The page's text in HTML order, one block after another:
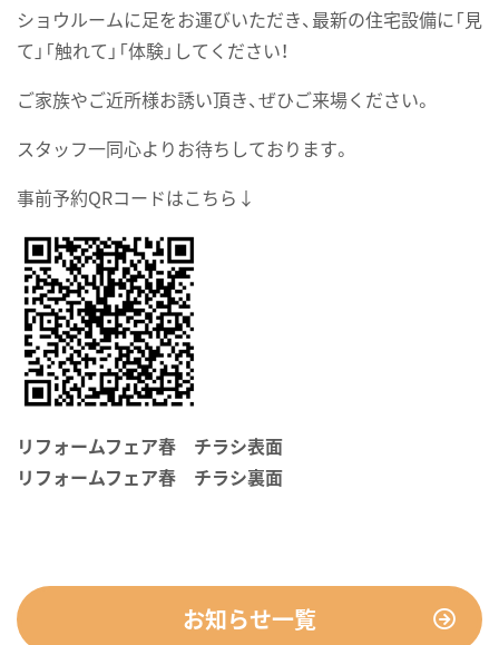
ショウルームに足をお運びいただき、最新の住宅設備に「見
て」「触れて」「体験」してください！
ご家族やご近所様お誘い頂き、ぜひご来場ください。
スタッフ一同心よりお待ちしております。
事前予約QRコードはこちら↓
リフォームフェア春 チラシ表面
リフォームフェア春 チラシ裏面
お知らせ一覧